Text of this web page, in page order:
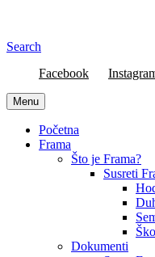
Search
Facebook
Menu
Početna
Frama
Što je Frama?
Susreti
Dokumenti